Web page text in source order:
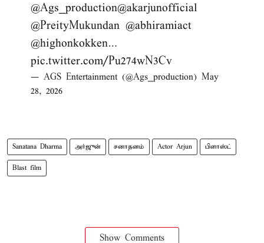
@Ags_production@akarjunofficial
@PreityMukundan @abhiramiact
@highonkokken…
pic.twitter.com/Pu274wN3Cv
— AGS Entertainment (@Ags_production) May
28, 2026
Sanatana Dharma அர்ஜுன் சனாதனம் Actor Arjun பிளாஸ்ட்
Blast film
Show Comments